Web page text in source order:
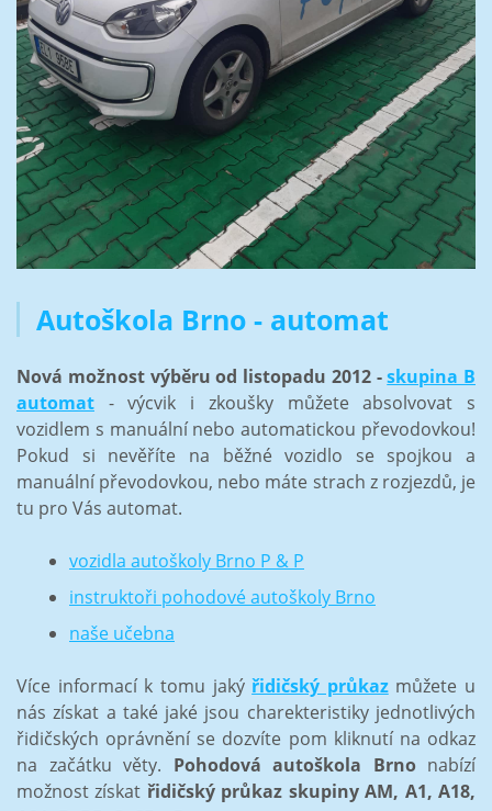
Autoškola Brno - automat
Nová možnost výběru od listopadu 2012 -skupina B
automat - výcvik i zkoušky můžete absolvovat s
vozidlem s manuální nebo automatickou převodovkou!
Pokud si nevěříte na běžné vozidlo se spojkou a
manuální převodovkou, nebo máte strach z rozjezdů, je
tu pro Vás automat.
vozidla autoškoly Brno P & P
instruktoři pohodové autoškoly Brno
naše učebna
Více informací k tomu jakýřidičský průkazmůžete u
nás získat a také jaké jsou charekteristiky jednotlivých
řidičských oprávnění se dozvíte pom kliknutí na odkaz
na začátku věty. Pohodová autoškola Brnonabízí
možnost získat řidičský průkaz skupiny AM, A1, A18,